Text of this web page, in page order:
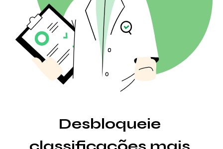
Verificador de Backlinks em Massa
Gerador de Roteiros com IA
Tradutor
Prévia de Snippet
Gerador de Ideias para Blog
Desbloqueie